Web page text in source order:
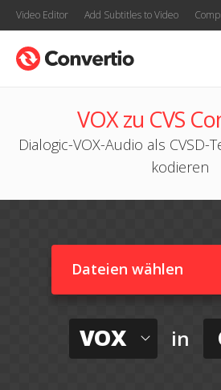
Video Editor Add Subtitles to Video
VOX zu CVS
Dialogic-VOX-Audio als
kodieren
Dateien wählen
VOX in